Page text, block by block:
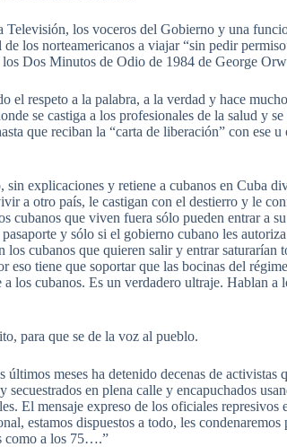
Televisión, los voceros del Gobierno y una
los norteamericanos a viajar “sin pedir
Dos Minutos de Odio de 1984 de George
el respeto a la palabra, a la verdad y hace
se castiga a los profesionales de la salud y
que reciban la “carta de liberación” con ese
explicaciones y retiene a cubanos en Cuba
a otro país, le castigan con el destierro y le
cubanos que viven fuera sólo pueden entrar a
y sólo si el gobierno cubano les
cubanos que quieren salir y entrar saturarían
eso tiene que soportar que las bocinas del
los cubanos. Es un verdadero ultraje. Hablan a
para que se de la voz al pueblo.
meses ha detenido decenas de
en plena calle y encapuchados
El mensaje expreso de los oficiales
estamos dispuestos a todo, les
como a los 75….”